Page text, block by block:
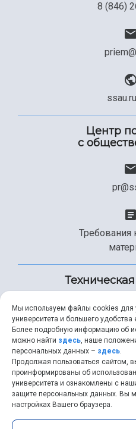
8 (846)
Центр
с
Требования
+7 (846)
Мы используем файлы cookies для
университета и большего удобства
Более подробную информацию об
можно найти здесь, наше
персональных данных – здесь.
Продолжая пользоваться сайтом,
проинформированы об
университета и ознакомлены с
защите персональных данных. Вы
настройках Вашего браузера.